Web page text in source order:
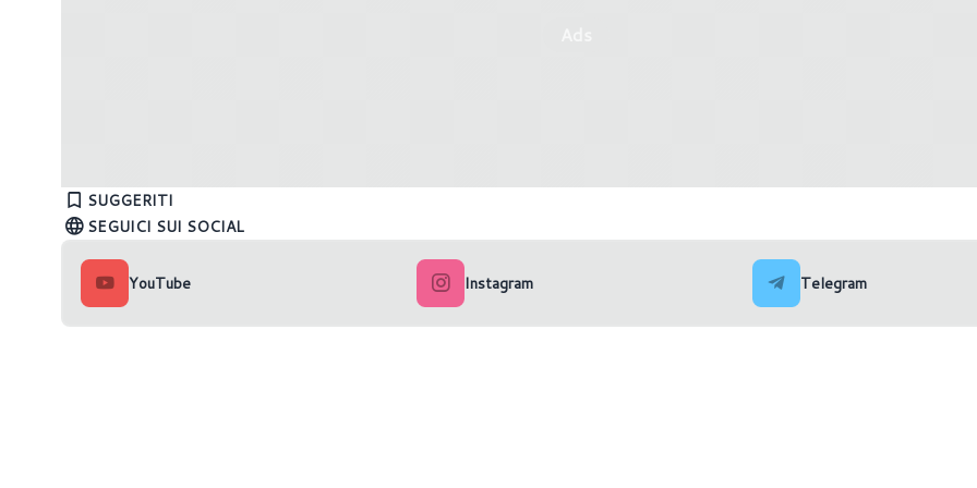
SUGGERITI
gioco che nei benchmark sintetici?
800W?
scheda video Intel ARC
SEGUICI SUI SOCIAL
YouTube Instagram Telegram